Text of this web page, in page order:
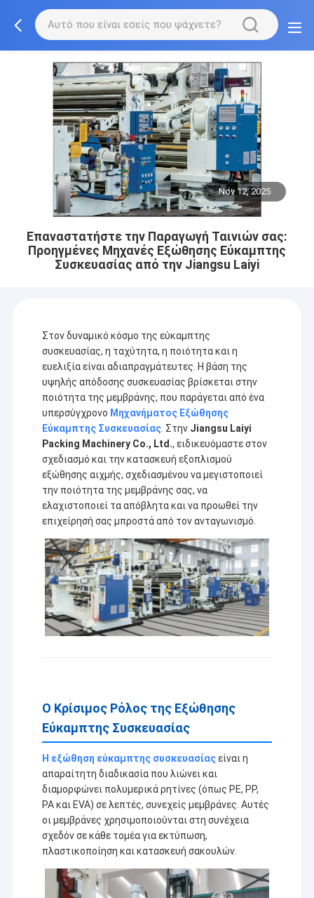
Nov 12, 2025
Επαναστατήστε την Παραγωγή Ταινιών σας:
Προηγμένες Μηχανές Εξώθησης Εύκαμπτης
Συσκευασίας από την Jiangsu Laiyi
Στον δυναμικό κόσμο της εύκαμπτης
συσκευασίας, η ταχύτητα, η ποιότητα και η
ευελιξία είναι αδιαπραγμάτευτες. Η βάση της
υψηλής απόδοσης συσκευασίας βρίσκεται στην
ποιότητα της μεμβράνης, που παράγεται από ένα
υπερσύγχρονο Μηχανήματος Εξώθησης
Εύκαμπτης Συσκευασίας. Στην Jiangsu Laiyi
Packing Machinery Co., Ltd., ειδικευόμαστε στον
σχεδιασμό και την κατασκευή εξοπλισμού
εξώθησης αιχμής, σχεδιασμένου να μεγιστοποιεί
την ποιότητα της μεμβράνης σας, να
ελαχιστοποιεί τα απόβλητα και να προωθεί την
επιχείρησή σας μπροστά από τον ανταγωνισμό.
Ο Κρίσιμος Ρόλος της Εξώθησης
Εύκαμπτης Συσκευασίας
Η εξώθηση εύκαμπτης συσκευασίαςείναι η
απαραίτητη διαδικασία που λιώνει και
διαμορφώνει πολυμερικά ρητίνες (όπως PE, PP,
PA και EVA) σε λεπτές, συνεχείς μεμβράνες. Αυτές
οι μεμβράνες χρησιμοποιούνται στη συνέχεια
σχεδόν σε κάθε τομέα για εκτύπωση,
πλαστικοποίηση και κατασκευή σακουλών.